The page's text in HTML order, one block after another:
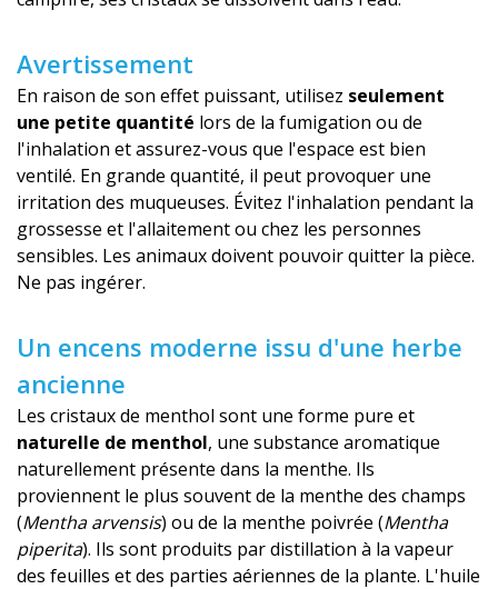
Avertissement
En raison de son effet puissant, utilisez seulement
une petite quantité lors de la fumigation ou de
l'inhalation et assurez-vous que l'espace est bien
ventilé. En grande quantité, il peut provoquer une
irritation des muqueuses. Évitez l'inhalation pendant la
grossesse et l'allaitement ou chez les personnes
sensibles. Les animaux doivent pouvoir quitter la pièce.
Ne pas ingérer.
Un encens moderne issu d'une herbe
ancienne
Les cristaux de menthol sont une forme pure et
naturelle de menthol, une substance aromatique
naturellement présente dans la menthe. Ils
proviennent le plus souvent de la menthe des champs
(Mentha arvensis) ou de la menthe poivrée (Mentha
piperita). Ils sont produits par distillation à la vapeur
des feuilles et des parties aériennes de la plante. L'huile